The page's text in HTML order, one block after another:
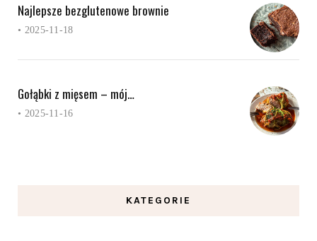
Najlepsze bezglutenowe brownie
• 2025-11-18
Gołąbki z mięsem – mój…
• 2025-11-16
KATEGORIE